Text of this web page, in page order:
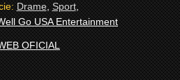
Drame,Sport,
Go USA Entertainment
OFICIAL